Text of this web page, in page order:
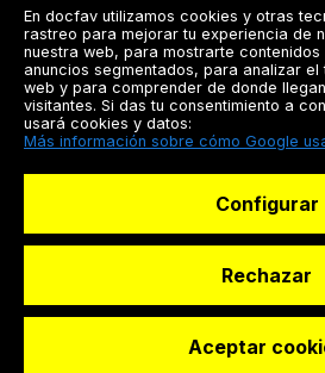
Registrarse
Docfav
© Dashboard
En docfav utilizamos cookies y otras
rastreo para mejorar tu experiencia de
nuestra web, para mostrarte
anuncios segmentados, para analizar
web y para comprender de donde
visitantes. Si das tu consentimiento a
usará cookies y datos:
Más información sobre cómo Google
Configurar
Rechazar
Aceptar